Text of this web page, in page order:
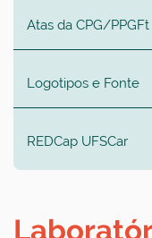
Atas da CPG/PPGFt
Logotipos e Fonte
REDCap UFSCar